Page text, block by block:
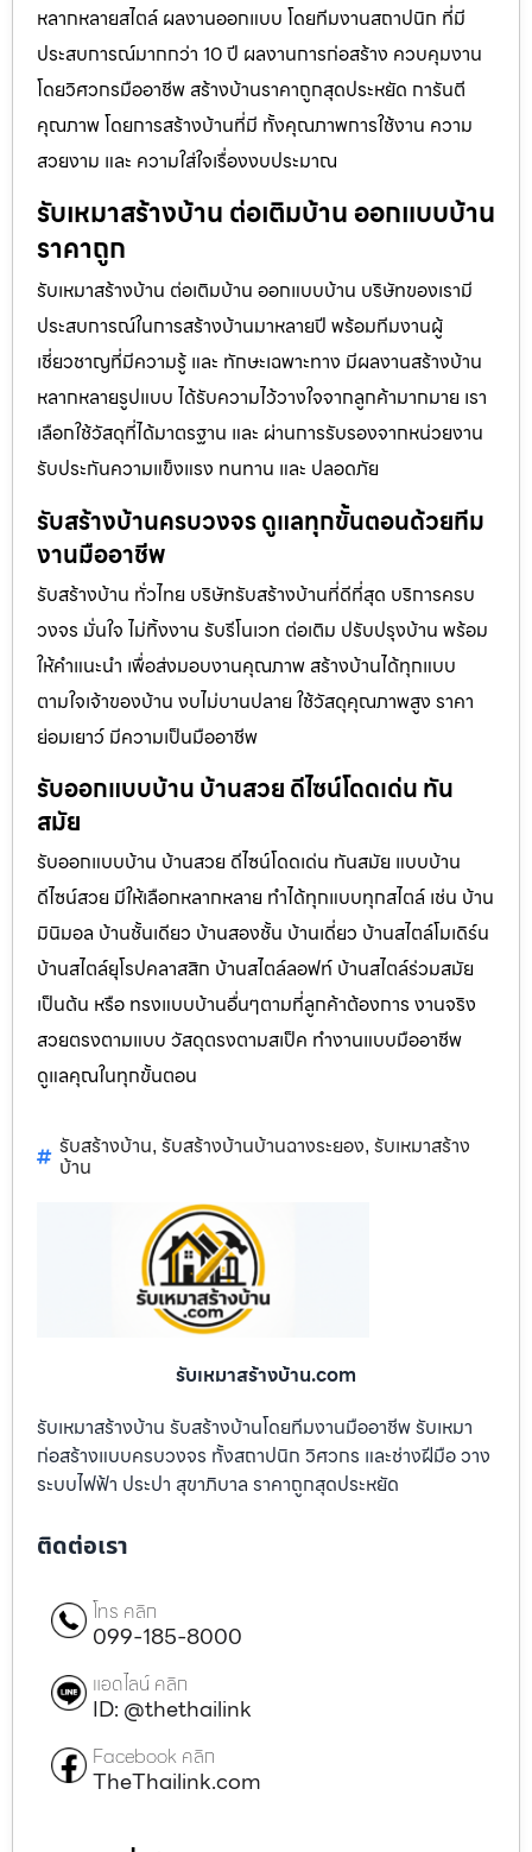
หลากหลายสไตล์ ผลงานออกแบบ โดยทีมงานสถาปนิก ที่มี
ประสบการณ์มากกว่า 10 ปี ผลงานการก่อสร้าง ควบคุมงาน
โดยวิศวกรมืออาชีพ สร้างบ้านราคาถูกสุดประหยัด การันตี
คุณภาพ โดยการสร้างบ้านที่มี ทั้งคุณภาพการใช้งาน ความ
สวยงาม และ ความใส่ใจเรื่องงบประมาณ
รับเหมาสร้างบ้าน ต่อเติมบ้าน ออกแบบบ้าน
ราคาถูก
รับเหมาสร้างบ้าน ต่อเติมบ้าน ออกแบบบ้าน บริษัทของเรามี
ประสบการณ์ในการสร้างบ้านมาหลายปี พร้อมทีมงานผู้
เชี่ยวชาญที่มีความรู้ และ ทักษะเฉพาะทาง มีผลงานสร้างบ้าน
หลากหลายรูปแบบ ได้รับความไว้วางใจจากลูกค้ามากมาย เรา
เลือกใช้วัสดุที่ได้มาตรฐาน และ ผ่านการรับรองจากหน่วยงาน
รับประกันความแข็งแรง ทนทาน และ ปลอดภัย
รับสร้างบ้านครบวงจร ดูแลทุกขั้นตอนด้วยทีม
งานมืออาชีพ
รับสร้างบ้าน ทั่วไทย บริษัทรับสร้างบ้านที่ดีที่สุด บริการครบ
วงจร มั่นใจ ไม่ทิ้งงาน รับรีโนเวท ต่อเติม ปรับปรุงบ้าน พร้อม
ให้คำแนะนำ เพื่อส่งมอบงานคุณภาพ สร้างบ้านได้ทุกแบบ
ตามใจเจ้าของบ้าน งบไม่บานปลาย ใช้วัสดุคุณภาพสูง ราคา
ย่อมเยาว์ มีความเป็นมืออาชีพ
รับออกแบบบ้าน บ้านสวย ดีไซน์โดดเด่น ทัน
สมัย
รับออกแบบบ้าน บ้านสวย ดีไซน์โดดเด่น ทันสมัย แบบบ้าน
ดีไซน์สวย มีให้เลือกหลากหลาย ทำได้ทุกแบบทุกสไตล์ เช่น บ้าน
มินิมอล บ้านชั้นเดียว บ้านสองชั้น บ้านเดี่ยว บ้านสไตล์โมเดิร์น
บ้านสไตล์ยุโรปคลาสสิก บ้านสไตล์ลอฟท์ บ้านสไตล์ร่วมสมัย
เป็นต้น หรือ ทรงแบบบ้านอื่นๆตามที่ลูกค้าต้องการ งานจริง
สวยตรงตามแบบ วัสดุตรงตามสเป็ค ทำงานแบบมืออาชีพ
ดูแลคุณในทุกขั้นตอน
รับสร้างบ้าน, รับสร้างบ้านบ้านฉางระยอง, รับเหมาสร้าง
บ้าน
รับเหมาสร้างบ้าน.com
รับเหมาสร้างบ้าน รับสร้างบ้านโดยทีมงานมืออาชีพ รับเหมา
ก่อสร้างแบบครบวงจร ทั้งสถาปนิก วิศวกร และช่างฝีมือ วาง
ระบบไฟฟ้า ประปา สุขาภิบาล ราคาถูกสุดประหยัด
ติดต่อเรา
โทร คลิก
099-185-8000
แอดไลน์ คลิก
ID: @thethailink
Facebook คลิก
TheThailink.com